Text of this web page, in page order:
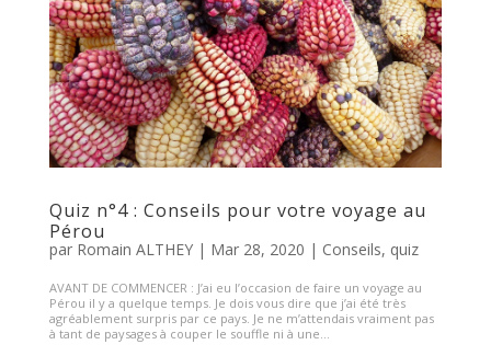
Quiz n°4 : Conseils pour votre voyage au
Pérou
par Romain ALTHEY| Mar 28, 2020 | Conseils, quiz
AVANT DE COMMENCER : J’ai eu l’occasion de faire un voyage au
Pérou il y a quelque temps. Je dois vous dire que j’ai été très
agréablement surpris par ce pays. Je ne m’attendais vraiment pas
à tant de paysages à couper le souffle ni à une...